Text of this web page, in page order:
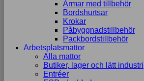
Armar med tillbehör
Bordshurtsar
Krokar
Påbyggnadstillbehör
Packbordstillbehör
Arbetsplatsmattor
Alla mattor
Butiker, lager och lätt industri
Entréer